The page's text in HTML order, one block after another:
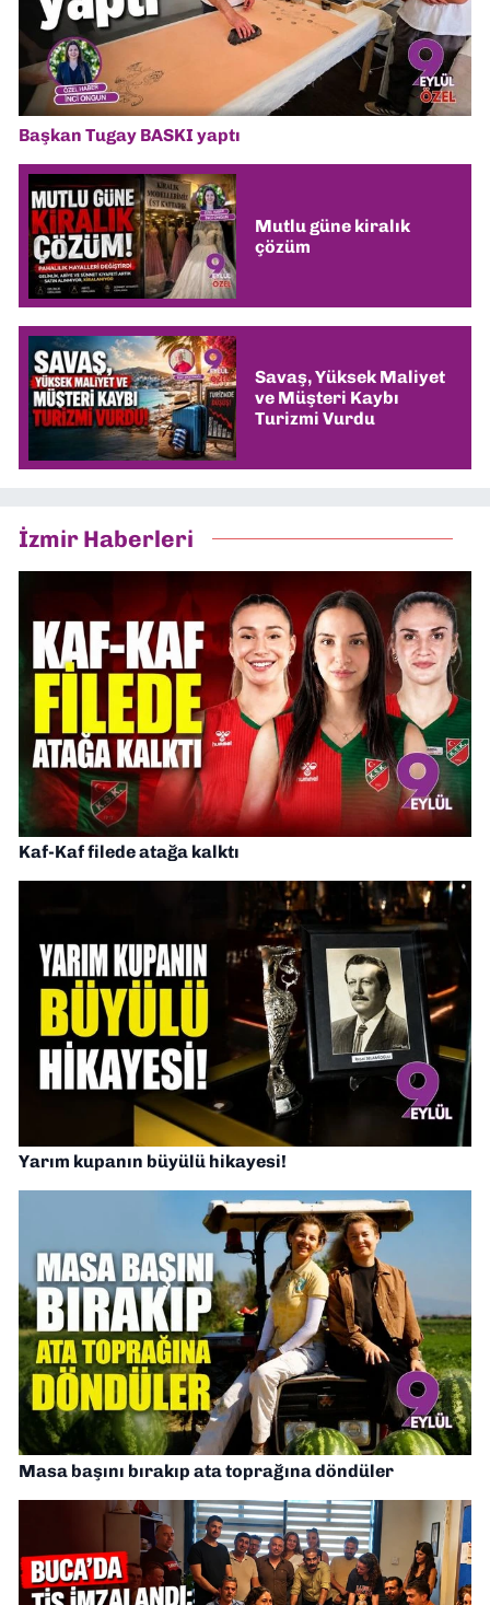
Başkan Tugay BASKI yaptı
Mutlu güne kiralık
çözüm
Savaş, Yüksek Maliyet
ve Müşteri Kaybı
Turizmi Vurdu
İzmir Haberleri
Kaf-Kaf filede atağa kalktı
Yarım kupanın büyülü hikayesi!
Masa başını bırakıp ata toprağına döndüler